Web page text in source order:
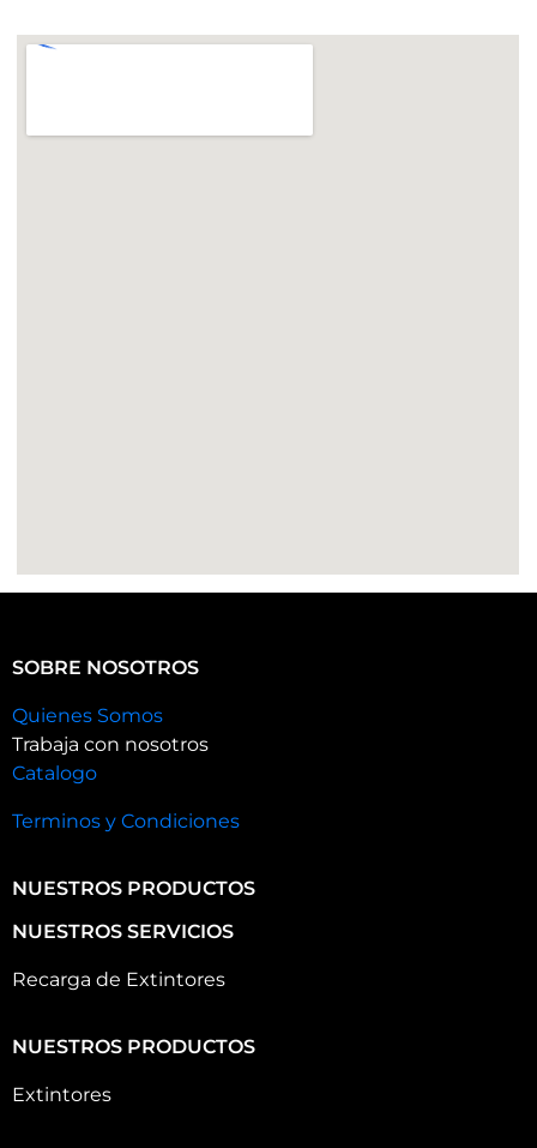
SOBRE NOSOTROS
Quienes Somos
Trabaja con nosotros
Catalogo
Terminos y Condiciones
NUESTROS PRODUCTOS
NUESTROS SERVICIOS
Recarga de Extintores
NUESTROS PRODUCTOS
Extintores